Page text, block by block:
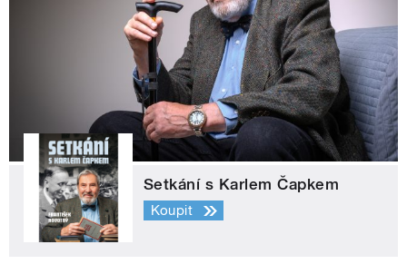
Setkání s Karlem Čapkem
Koupit